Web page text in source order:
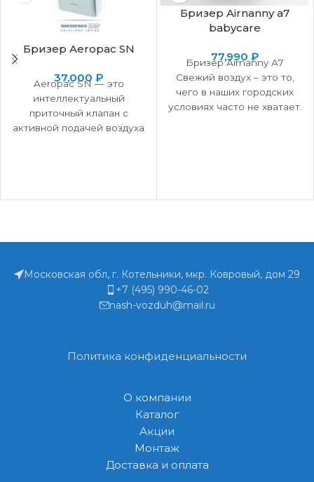
Бризер Aeropac SN
37,000 ₽
Aeropac SN — это
интеллектуальный
приточный клапан с
активной подачей воздуха
использования в условиях
Бризер Airnanny a7
babycare
77,990 ₽
Бризер Аirnanny А7
Свежий воздух – это то,
чего в наших городских
условиях часто не хватает.
Московская обл, г. Котельники, мкр. Ковровый, дом 29
+7 (495) 990-46-02
nash-vozduh@mail.ru
Политика конфиденциальности
О компании
Каталог
Акции
Монтаж
Доставка и оплата